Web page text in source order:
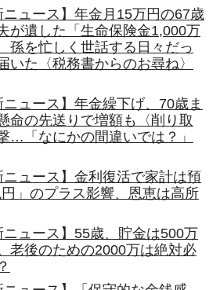
ニュース】年金月15万円の67歳
が遺した「生命保険金1,000万
孫を忙しく世話する日々だっ
た〈税務書からのお尋ね〉
ニュース】年金繰下げ、70歳ま
命の先送りで増額も〈削り取
…「なにかの間違いでは？」
ニュース】金利復活で家計は預
」のプラス影響、恩恵は高所
ニュース】55歳、貯金は500万
老後のための2000万は絶対必